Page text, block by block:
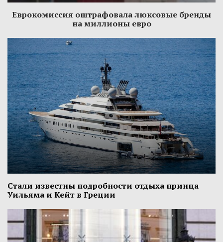
Еврокомиссия оштрафовала люксовые бренды
на миллионы евро
Стали известны подробности отдыха принца
Уильяма и Кейт в Греции